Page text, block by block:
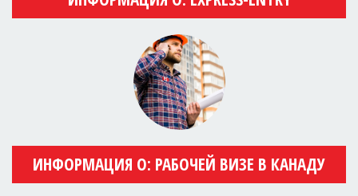
ИНФОРМАЦИЯ О: РАБОЧЕЙ ВИЗЕ В КАНАДУ